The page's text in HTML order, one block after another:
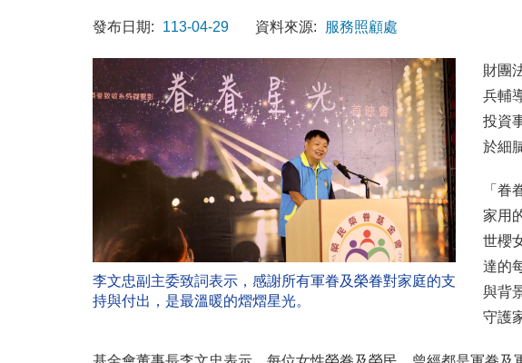
發布日期: 113-04-29 資料來源: 服務照顧處
李文忠副主委致詞表示，感謝所有軍眷及榮眷對家庭的支
持與付出，是最溫暖的熠熠星光。
財團
兵輔
投資
於細
「
家用
世櫻
達的
與背
守護